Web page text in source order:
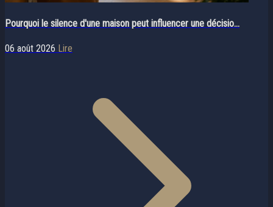
Pourquoi le silence d'une maison peut influencer une décisio...
06 août 2026 Lire